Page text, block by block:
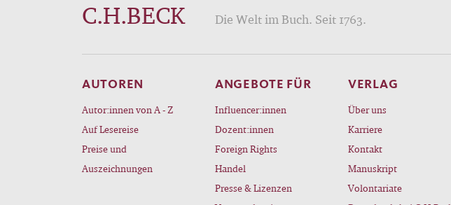
C.H.BECK Die Welt im Buch. Seit 1763.
AUTOREN
Autor:innen von A - Z
Auf Lesereise
Preise und
Auszeichnungen
ANGEBOTE FÜR
Influencer:innen
Dozent:innen
Foreign Rights
Handel
Presse & Lizenzen
VERLAG
Über uns
Karriere
Kontakt
Manuskript
Volontariate